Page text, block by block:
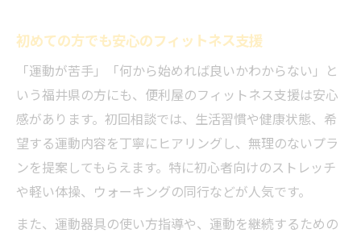
初めての方でも安心のフィットネス支援
「運動が苦手」「何から始めれば良いかわからない」と
いう福井県の方にも、便利屋のフィットネス支援は安心
感があります。初回相談では、生活習慣や健康状態、希
望する運動内容を丁寧にヒアリングし、無理のないプラ
ンを提案してもらえます。特に初心者向けのストレッチ
や軽い体操、ウォーキングの同行などが人気です。
また、運動器具の使い方指導や、運動を継続するための